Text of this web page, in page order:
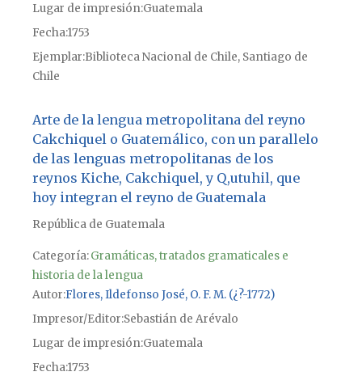
Lugar de impresiónGuatemala
Fecha1753
Ejemplar Biblioteca Nacional de Chile, Santiago de
Chile
Arte de la lengua metropolitana del reyno
Cakchiquel o Guatemálico, con un parallelo
de las lenguas metropolitanas de los
reynos Kiche, Cakchiquel, y Q,utuhil, que
hoy integran el reyno de Guatemala
República de Guatemala
Categoría:Gramáticas, tratados gramaticales e
historia de la lengua
Autor Flores, Ildefonso José, O. F. M. (¿?-1772)
Impresor/Editor Sebastián de Arévalo
Lugar de impresiónGuatemala
Fecha1753